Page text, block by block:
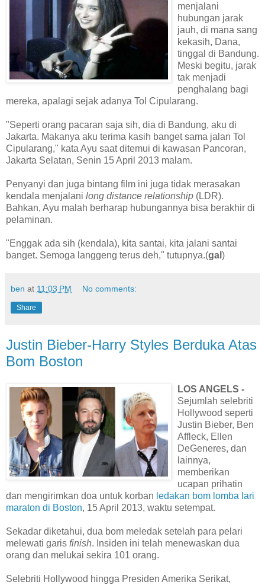
menjalani
hubungan jarak
jauh, di mana sang
kekasih, Dana,
tinggal di Bandung.
Meski begitu, jarak
tak menjadi
penghalang bagi
mereka, apalagi sejak adanya Tol Cipularang.
"Seperti orang pacaran saja sih, dia di Bandung, aku di
Jakarta. Makanya aku terima kasih banget sama jalan Tol
Cipularang," kata Ayu saat ditemui di kawasan Pancoran,
Jakarta Selatan, Senin 15 April 2013 malam.
Penyanyi dan juga bintang film ini juga tidak merasakan
kendala menjalani long distance relationship (LDR).
Bahkan, Ayu malah berharap hubungannya bisa berakhir di
pelaminan.
"Enggak ada sih (kendala), kita santai, kita jalani santai
banget. Semoga langgeng terus deh," tutupnya.(gal )
ben at 11:03 PM No comments:
Share
Justin Bieber-Harry Styles Berduka Atas
Bom Boston
LOS ANGELS -
Sejumlah selebriti
Hollywood seperti
Justin Bieber, Ben
Affleck, Ellen
DeGeneres, dan
lainnya,
memberikan
ucapan prihatin
dan mengirimkan doa untuk korban ledakan bom lomba lari
maraton di Boston, 15 April 2013, waktu setempat.
Sekadar diketahui, dua bom meledak setelah para pelari
melewati garis finish. Insiden ini telah menewaskan dua
orang dan melukai sekira 101 orang.
Selebriti Hollywood hingga Presiden Amerika Serikat,